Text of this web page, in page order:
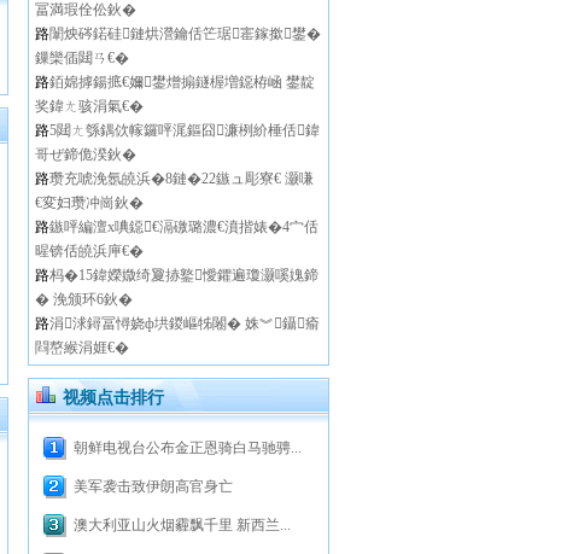
冨満瑕佺伀鈥�
路闈炴硶鍩硅鏈烘瀯鑰佸笀琚寚鎵撳鐢�
鏁欒偛閮ㄢ€�
路銆婂摢鍚掋€嬭鐢熷搧鐩楃増鐚栫崡 鐢靛
奖鍏ㄤ骇涓氣€�
路5閮ㄤ綔鍝佽幏鑼呯浘鏂囧濂栵紒棰佸鍏
哥ぜ鍗佹湀鈥�
路瓒充唬浼氬皢浜�8鏈�22鏃ュ彫寮€ 灏嗛
€変妇瓒冲崗鈥�
路鏃呯編澶х唺鐚€滆礉璐濃€濆揩婊�4宀佸
暒锛佸皢浜庘€�
路杩�15鍏嬫媺绮夐捇鐜懓鑺遍瓊灏嗘媿鍗
� 浼颁环6鈥�
路涓浗鐞冨憳娆ф垬鍐嶇牬闂� 姝︾鑷瘉
閰嶅緱涓娾€�
视频点击排行
朝鲜电视台公布金正恩骑白马驰骋...
美军袭击致伊朗高官身亡
澳大利亚山火烟霾飘千里 新西兰...